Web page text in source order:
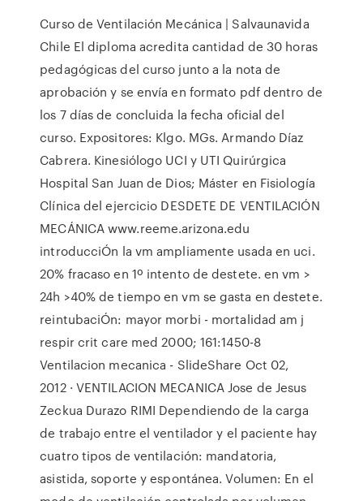
Curso de Ventilación Mecánica | Salvaunavida
Chile El diploma acredita cantidad de 30 horas
pedagógicas del curso junto a la nota de
aprobación y se envía en formato pdf dentro de
los 7 días de concluida la fecha oficial del
curso. Expositores: Klgo. MGs. Armando Díaz
Cabrera. Kinesiólogo UCI y UTI Quirúrgica
Hospital San Juan de Dios; Máster en Fisiología
Clínica del ejercicio DESDETE DE VENTILACIÓN
MECÁNICA www.reeme.arizona.edu
introducciÓn la vm ampliamente usada en uci.
20% fracaso en 1º intento de destete. en vm >
24h >40% de tiempo en vm se gasta en destete.
reintubaciÓn: mayor morbi - mortalidad am j
respir crit care med 2000; 161:1450-8
Ventilacion mecanica - SlideShare Oct 02,
2012 · VENTILACION MECANICA Jose de Jesus
Zeckua Durazo RIMI Dependiendo de la carga
de trabajo entre el ventilador y el paciente hay
cuatro tipos de ventilación: mandatoria,
asistida, soporte y espontánea. Volumen: En el